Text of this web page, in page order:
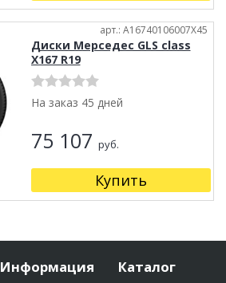
арт.: A16740106007X45
Диски Мерседес GLS class
X167 R19
На заказ 45 дней
75 107 руб.
Купить
Информация Каталог